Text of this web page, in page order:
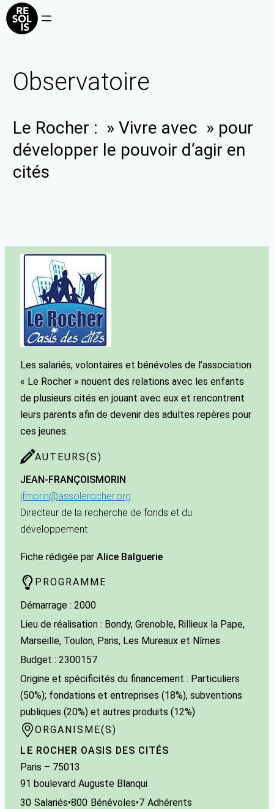
Observatoire
Le Rocher : » Vivre avec » pour
développer le pouvoir d’agir en
cités
Les salariés, volontaires et bénévoles de l’association
« Le Rocher » nouent des relations avec les enfants
de plusieurs cités en jouant avec eux et rencontrent
leurs parents afin de devenir des adultes repères pour
ces jeunes.
AUTEURS(S)
JEAN-FRANÇOISMORIN
jfmorin@assolerocher.org
Directeur de la recherche de fonds et du
développement
Fiche rédigée par Alice Balguerie
PROGRAMME
Démarrage : 2000
Lieu de réalisation : Bondy, Grenoble, Rillieux la Pape,
Marseille, Toulon, Paris, Les Mureaux et Nîmes
Budget : 2300157
Origine et spécificités du financement : Particuliers
(50%); fondations et entreprises (18%), subventions
publiques (20%) et autres produits (12%)
ORGANISME(S)
LE ROCHER OASIS DES CITÉS
Paris – 75013
91 boulevard Auguste Blanqui
30 Salariés•800 Bénévoles•7 Adhérents